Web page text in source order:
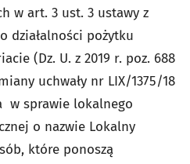
w art. 3 ust. 3 ustawy z
działalności pożytku
(Dz. U. z 2019 r. poz. 688
uchwały nr LIX/1375/18
w sprawie lokalnego
o nazwie Lokalny
które ponoszą